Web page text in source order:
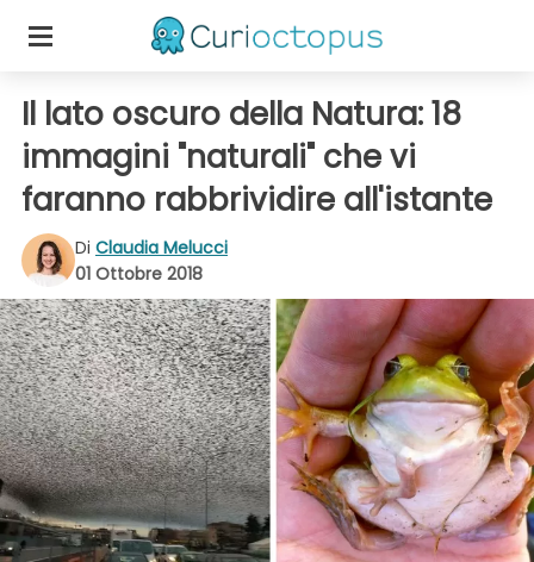
Il lato oscuro della Natura: 18
immagini "naturali" che vi
faranno rabbrividire all'istante
Di Claudia Melucci
01 Ottobre 2018